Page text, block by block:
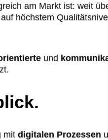
am Markt ist: weit
höchstem
und
mit digitalen Prozessen